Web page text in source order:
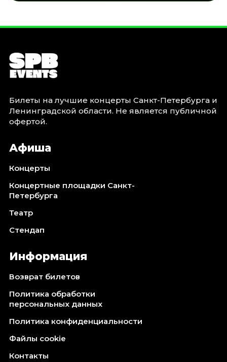
Билеты на лучшие концерты Санкт-Петербурга и
Ленинградской области. Не является публичной
офертой.
Афиша
Концерты
Концертные площадки Санкт-
Петербурга
Театр
Стендап
Информация
Возврат билетов
Политика обработки
персональных данных
Политика конфиденциальности
Файлы cookie
Контакты